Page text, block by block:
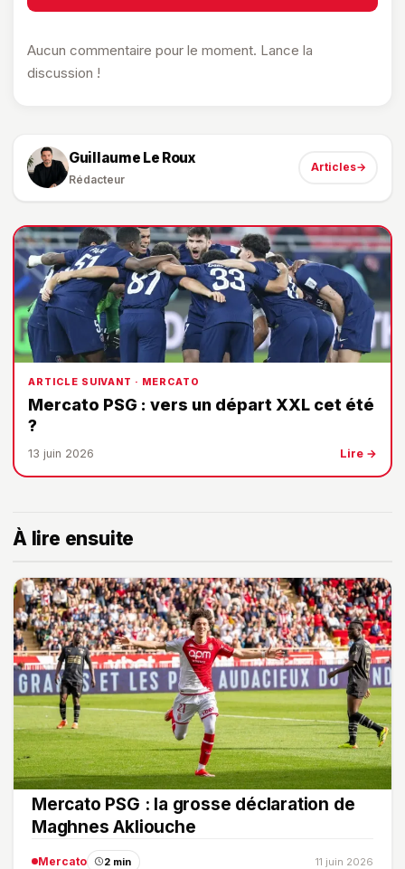
Aucun commentaire pour le moment. Lance la
discussion !
Guillaume Le Roux
Rédacteur
Articles→
ARTICLE SUIVANT · MERCATO
Mercato PSG : vers un départ XXL cet été
?
13 juin 2026 Lire →
À lire ensuite
Mercato PSG : la grosse déclaration de
Maghnes Akliouche
Mercato 2 min 11 juin 2026